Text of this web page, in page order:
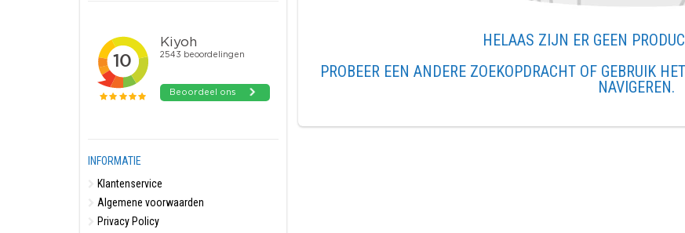
INFORMATIE
Klantenservice
Algemene voorwaarden
Privacy Policy
HELAAS ZIJN ER GEEN
PROBEER EEN ANDERE ZOEKOPDRACHT OF GEBRUIK
NAVIGEREN.